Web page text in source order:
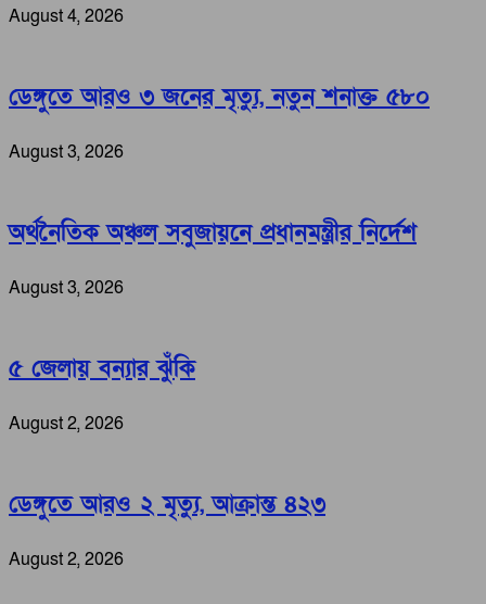
August 4, 2026
ডেঙ্গুতে আরও ৩ জনের মৃত্যু, নতুন শনাক্ত ৫৮০
August 3, 2026
অর্থনৈতিক অঞ্চল সবুজায়নে প্রধানমন্ত্রীর নির্দেশ
August 3, 2026
৫ জেলায় বন্যার ঝুঁকি
August 2, 2026
ডেঙ্গুতে আরও ২ মৃত্যু, আক্রান্ত ৪২৩
August 2, 2026